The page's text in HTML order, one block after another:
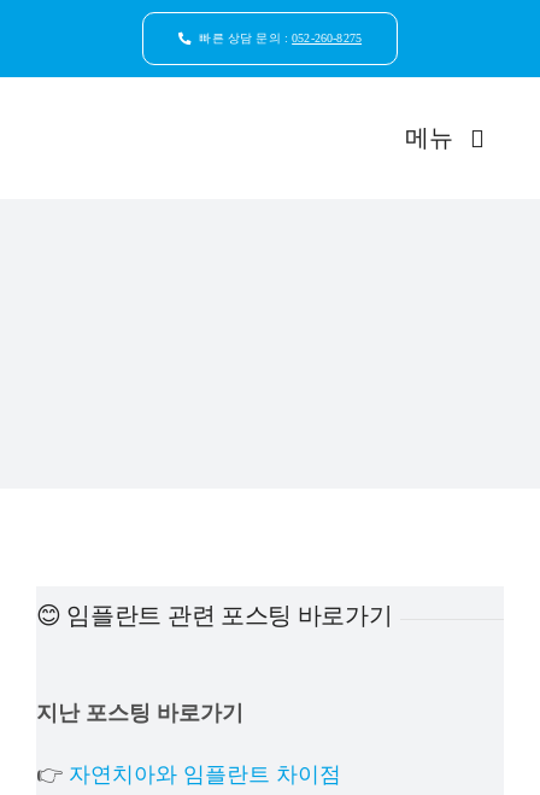
빠른 상담 문의 :052-260-8275
메뉴
😊 임플란트 관련 포스팅 바로가기
지난 포스팅 바로가기
👉 자연치아와 임플란트 차이점